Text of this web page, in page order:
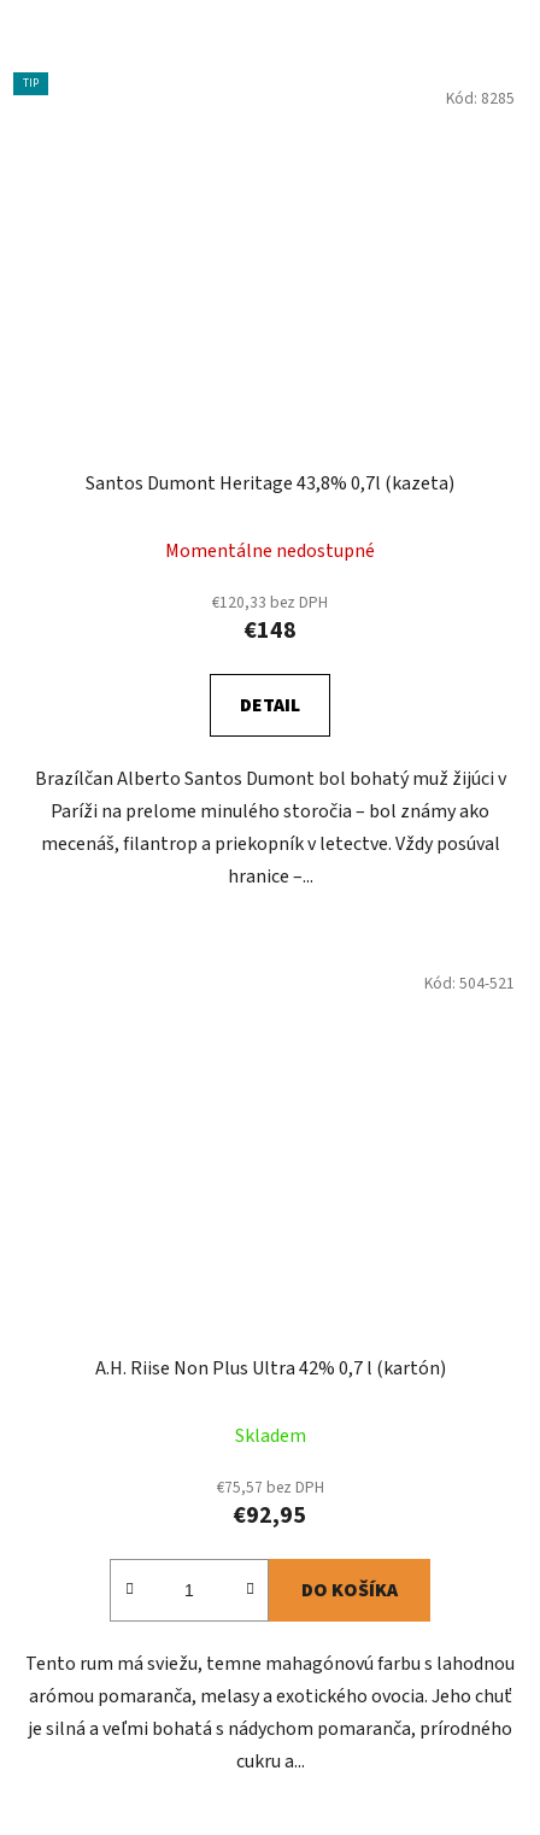
TIP
Santos Dumont Heritage 43,8% 0,7l (kazeta)
Momentálne nedostupné
€120,33 bez DPH
€148
DETAIL
Brazílčan Alberto Santos Dumont bol bohatý muž žijúci v
Paríži na prelome minulého storočia – bol známy ako
mecenáš, filantrop a priekopník v letectve. Vždy posúval
hranice –...
Kód: 8285
A.H. Riise Non Plus Ultra 42% 0,7 l (kartón)
Skladem
€75,57 bez DPH
€92,95
DO KOŠÍKA
Tento rum má sviežu, temne mahagónovú farbu s lahodnou
arómou pomaranča, melasy a exotického ovocia. Jeho chuť
je silná a veľmi bohatá s nádychom pomaranča, prírodného
cukru a...
Kód: 504-521